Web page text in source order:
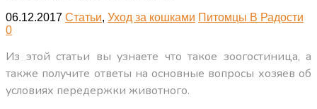
06.12.2017 Статьи, Уход за кошками Питомцы В Радости
0
Из этой статьи вы узнаете что такое зоогостиница, а
также получите ответы на основные вопросы хозяев об
условиях передержки животного.